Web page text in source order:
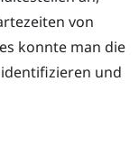
von
konnte man die
und